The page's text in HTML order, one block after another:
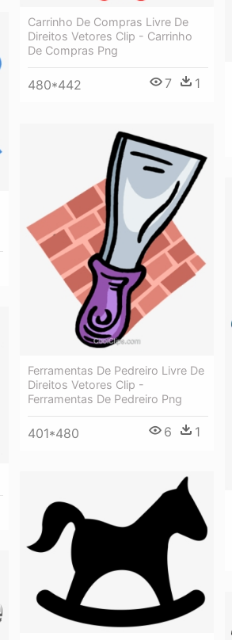
Carrinho De Compras Livre De
Direitos Vetores Clip - Carrinho
De Compras Png
480*442 7 1
Ferramentas De Pedreiro Livre De
Direitos Vetores Clip -
Ferramentas De Pedreiro Png
401*480 6 1